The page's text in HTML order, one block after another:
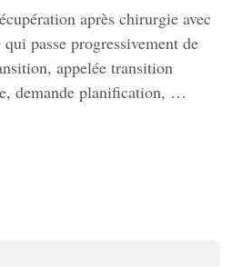
après chirurgie avec
passe progressivement de
appelée transition
demande planification, …